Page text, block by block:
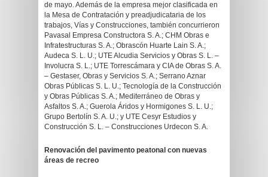
de mayo. Además de la empresa mejor clasificada en
la Mesa de Contratación y preadjudicataria de los
trabajos, Vías y Construcciones, también concurrieron
Pavasal Empresa Constructora S. A.; CHM Obras e
Infratestructuras S. A.; Obrascón Huarte Lain S. A.;
Audeca S. L. U.; UTE Alcudia Servicios y Obras S. L. –
Involucra S. L.; UTE Torrescámara y CIA de Obras S. A.
– Gestaser, Obras y Servicios S. A.; Serrano Aznar
Obras Públicas S. L. U.; Tecnología de la Construcción
y Obras Públicas S. A.; Mediterráneo de Obras y
Asfaltos S. A.; Guerola Áridos y Hormigones S. L. U.;
Grupo Bertolín S. A. U.; y UTE Cesyr Estudios y
Construcción S. L. – Construcciones Urdecon S. A.
Renovación del pavimento peatonal con nuevas
áreas de recreo